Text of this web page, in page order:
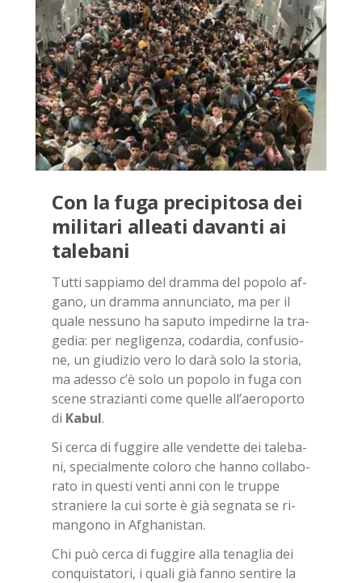
Con la fuga pre­ci­pi­to­sa dei
mi­li­ta­ri al­lea­ti da­van­ti ai
ta­le­ba­ni
Tut­ti sap­pia­mo del dram­ma del po­po­lo af­
ga­no, un dram­ma an­nun­cia­to, ma per il
qua­le nes­su­no ha sa­pu­to im­pe­dir­ne la tra­
ge­dia: per ne­gli­gen­za, co­dar­dia, con­fu­sio­
ne, un giu­di­zio vero lo darà solo la sto­ria,
ma ades­so c’è solo un po­po­lo in fuga con
sce­ne stra­zian­ti come quel­le al­l’ae­ro­por­to
di Ka­bul.
Si cer­ca di fug­gi­re alle ven­det­te dei ta­le­ba­
ni, spe­cial­men­te co­lo­ro che han­no col­la­bo­
ra­to in que­sti ven­ti anni con le trup­pe
stra­nie­re la cui sor­te è già se­gna­ta se ri­
man­go­no in Af­gha­ni­stan.
Chi può cer­ca di fug­gi­re alla te­na­glia dei
con­qui­sta­to­ri, i qua­li già fan­no sen­ti­re la